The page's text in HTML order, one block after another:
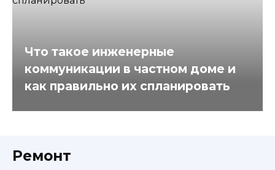
Что такое инженерные
коммуникации в частном доме и
как правильно их спланировать
Ремонт